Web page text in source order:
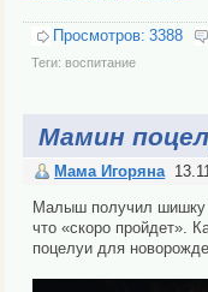
Просмотров: 3388
Теги: воспитание
Мамин
Мама Игоряна
Малыш получил шишку
что «скоро пройдет».
поцелуи для